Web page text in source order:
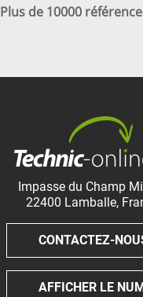
Plus de 10000
Impasse du Champ
22400 Lamballe,
CONTACTEZ-
AFFICHER LE